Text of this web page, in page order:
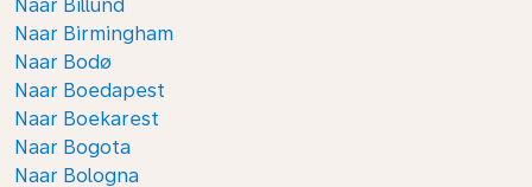
Naar Billund
Naar Birmingham
Naar Bodø
Naar Boedapest
Naar Boekarest
Naar Bogota
Naar Bologna